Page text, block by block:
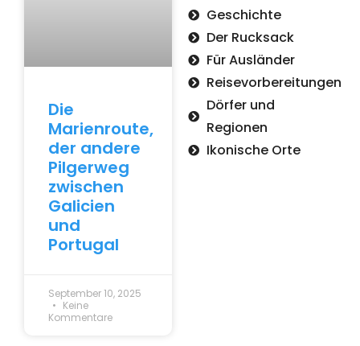
Die
Marienroute,
der andere
Pilgerweg
zwischen
Galicien
und
Portugal
September 10, 2025
Keine
Kommentare
Geschichte
Der Rucksack
Für Ausländer
Reisevorbereitungen
Dörfer und
Regionen
Ikonische Orte